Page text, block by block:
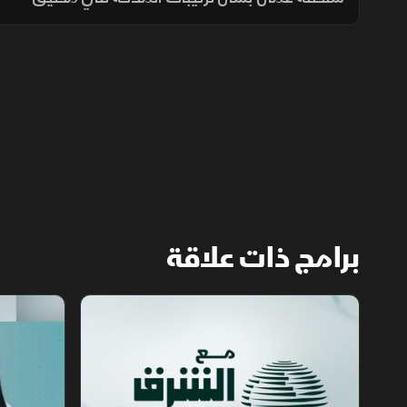
هرمز، مؤكدة أن فتح المضيق يبقى مشروطًا
برامج ذات علاقة
مع الشرق الأوسط الخبر الآخر